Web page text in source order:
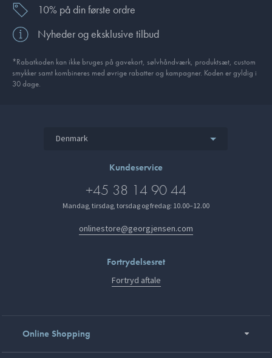
10% på din første ordre
Nyheder og eksklusive tilbud
*Rabatkoden kan ikke bruges på gavekort, sølvhåndværk, produktsæt, custom
smykker samt kombineres med øvrige rabatter og kampagner. Koden er gyldig i
30 dage.
Denmark
Kundeservice
+45 38 14 90 44
Mandag, tirsdag, torsdag og fredag: 10.00–12.00
onlinestore@georgjensen.com
Fortrydelsesret
Fortryd aftale
Online Shopping